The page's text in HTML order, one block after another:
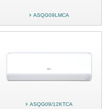
ASQG09LMCA
ASQG09/12KTCA